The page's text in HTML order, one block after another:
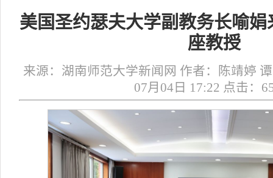
美国圣约瑟夫大学副教务长喻
座教授
来源：湖南师范大学新闻网 作者：陈靖婷
07月04日 17:22 点击：